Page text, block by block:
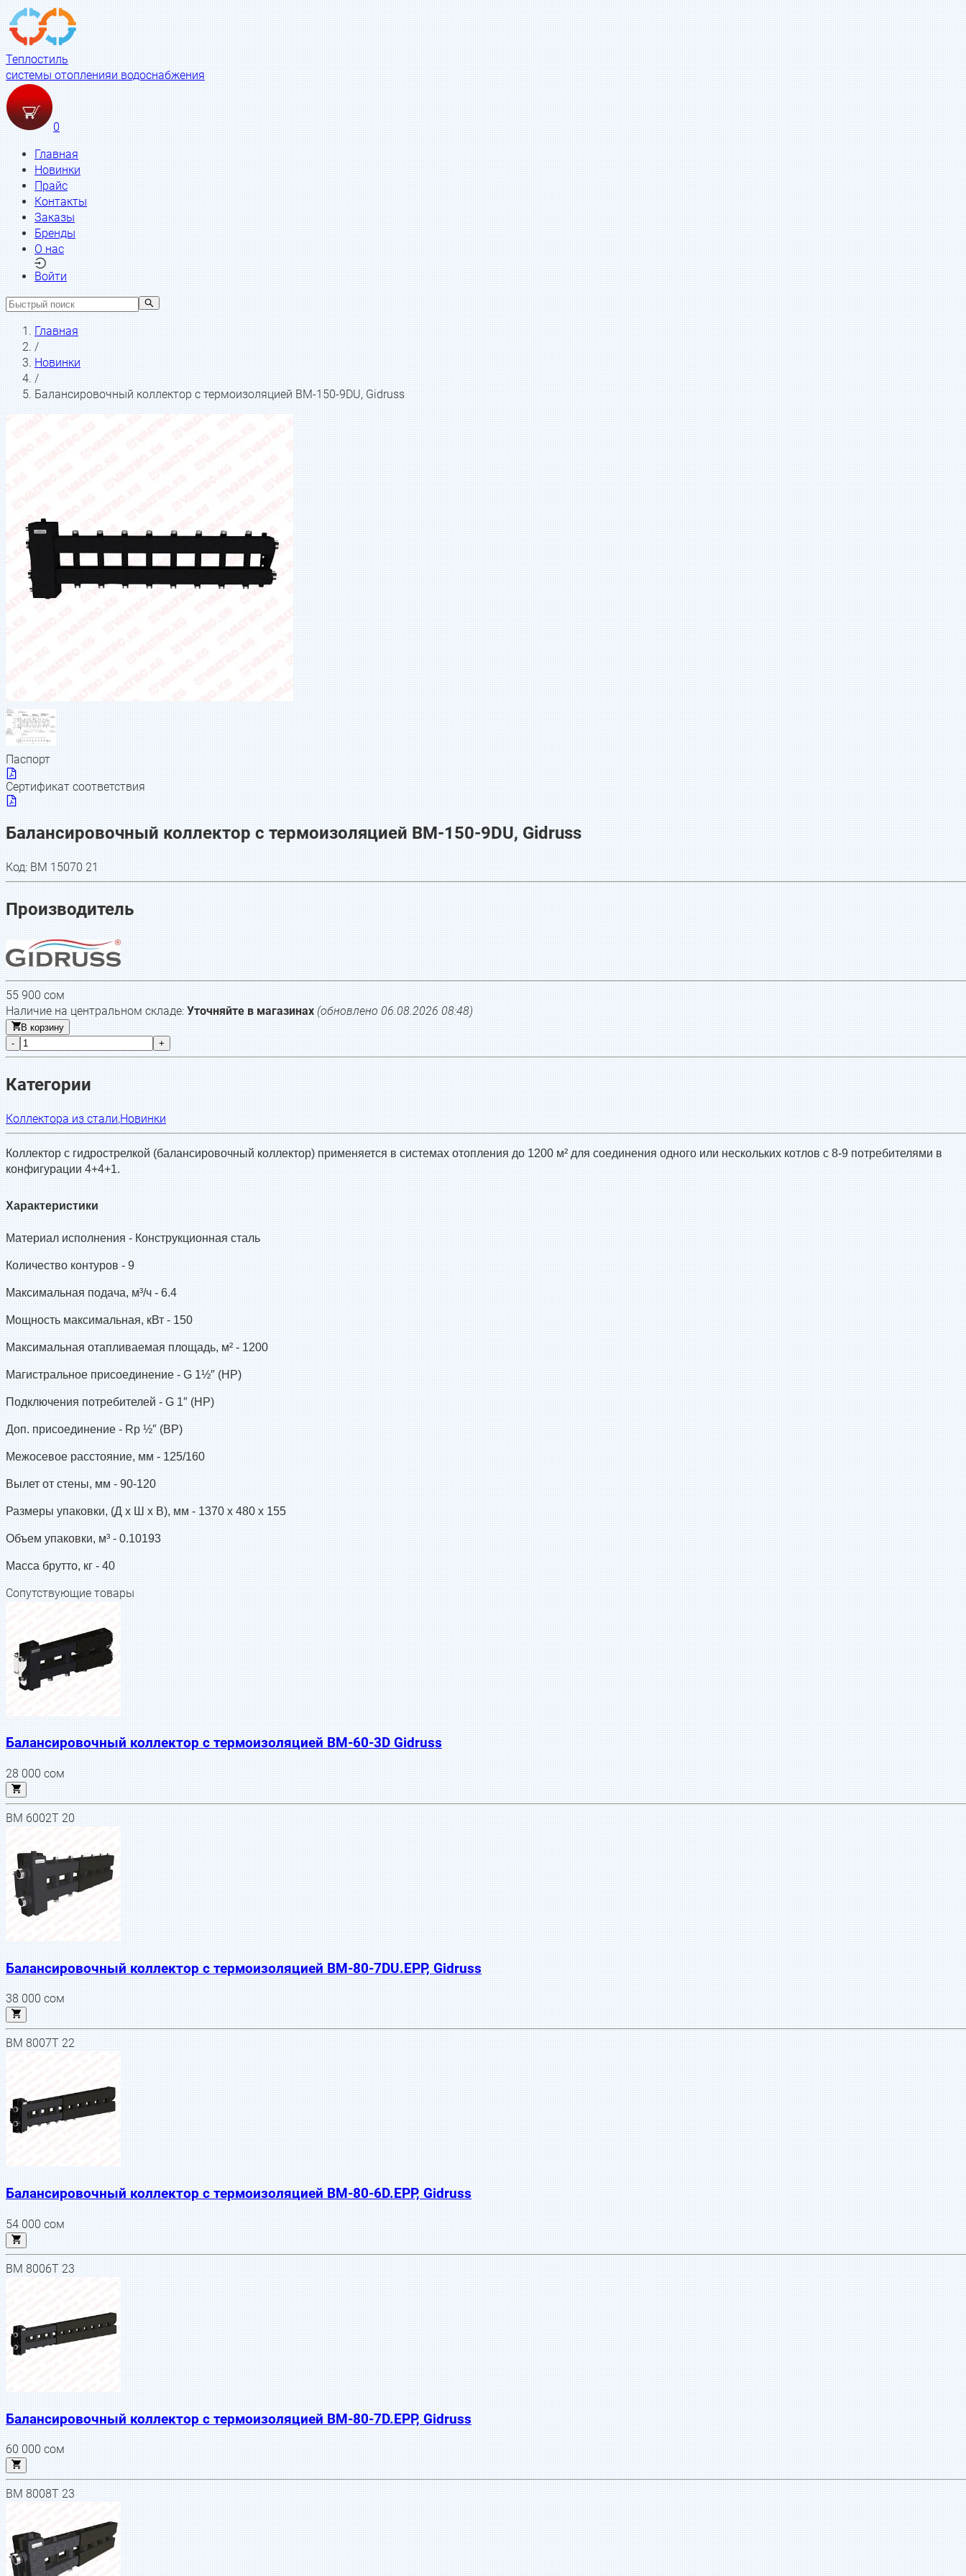
Теплостиль
системы отопленияи водоснабжения
0
Главная
Новинки
Прайс
Контакты
Заказы
Бренды
О нас
Войти
Главная
/
Новинки
/
Балансировочный коллектор с термоизоляцией BM-150-9DU, Gidruss
Паспорт
Сертификат соответствия
Балансировочный коллектор с термоизоляцией BM-150-9DU, Gidruss
Код:BM 15070 21
Производитель
55 900сом
Наличие на центральном складе: Уточняйте в магазинах (обновлено06.08.2026 08:48)
В корзину
-
+
Категории
Коллектора из стали,Новинки
Коллектор с гидрострелкой (балансировочный коллектор) применяется в системах отопления до 1200 м² для соединения одного или нескольких котлов с 8-9 потребителями в
конфигурации 4+4+1.
Характеристики
Материал исполнения -Конструкционная сталь
Количество контуров -9
Максимальная подача, м³/ч -6.4
Мощность максимальная, кВт -150
Максимальная отапливаемая площадь, м² -1200
Магистральное присоединение -G 1½″ (НР)
Подключения потребителей -G 1″ (НР)
Доп. присоединение -Rp ½″ (ВР)
Межосевое расстояние, мм -125/160
Вылет от стены, мм -90-120
Размеры упаковки, (Д x Ш х В), мм -1370 x 480 x 155
Объем упаковки, м³ -0.10193
Масса брутто, кг -40
Сопутствующие товары
Балансировочный коллектор с термоизоляцией BM-60-3D Gidruss
28 000сом
BM 6002T 20
Балансировочный коллектор с термоизоляцией BM-80-7DU.EPP, Gidruss
38 000сом
BM 8007T 22
Балансировочный коллектор с термоизоляцией BM-80-6D.EPP, Gidruss
54 000сом
BM 8006T 23
Балансировочный коллектор с термоизоляцией BM-80-7D.EPP, Gidruss
60 000сом
BM 8008T 23